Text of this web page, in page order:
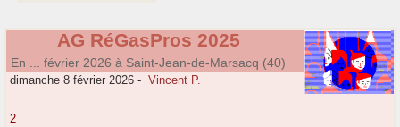
AG RéGasPros 2025
En ... février 2026 à Saint-Jean-de-Marsacq (40)
dimanche 8 février 2026 - Vincent P.
2